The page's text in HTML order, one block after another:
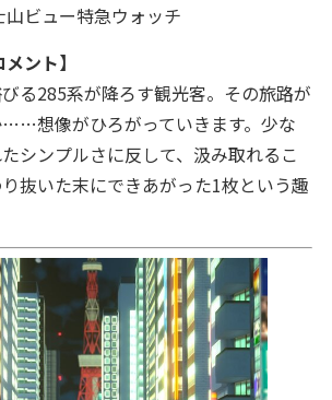
山ビュー特急ウォッチ
ント】
る285系が降ろす観光客。その旅路が
……想像がひろがっていきます。少な
シンプルさに反して、汲み取れるこ
抜いた末にできあがった1枚という趣